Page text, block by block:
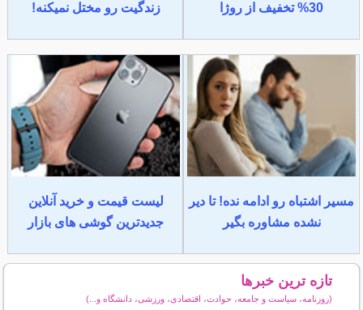
30% تخفیف از روژا
زندگیت رو مختل نمیکنه!
مسیر اشتباه رو ادامه نده! تا دیر
نشده مشاوره بگیر
لیست قیمت و خرید آنلاین
جدیدترین گوشی های بازار
تازه ترین خبرها
(روزنامه، سیاست و جامعه، حوادث، اقتصادی، ورزشی، دانشگاه و...)